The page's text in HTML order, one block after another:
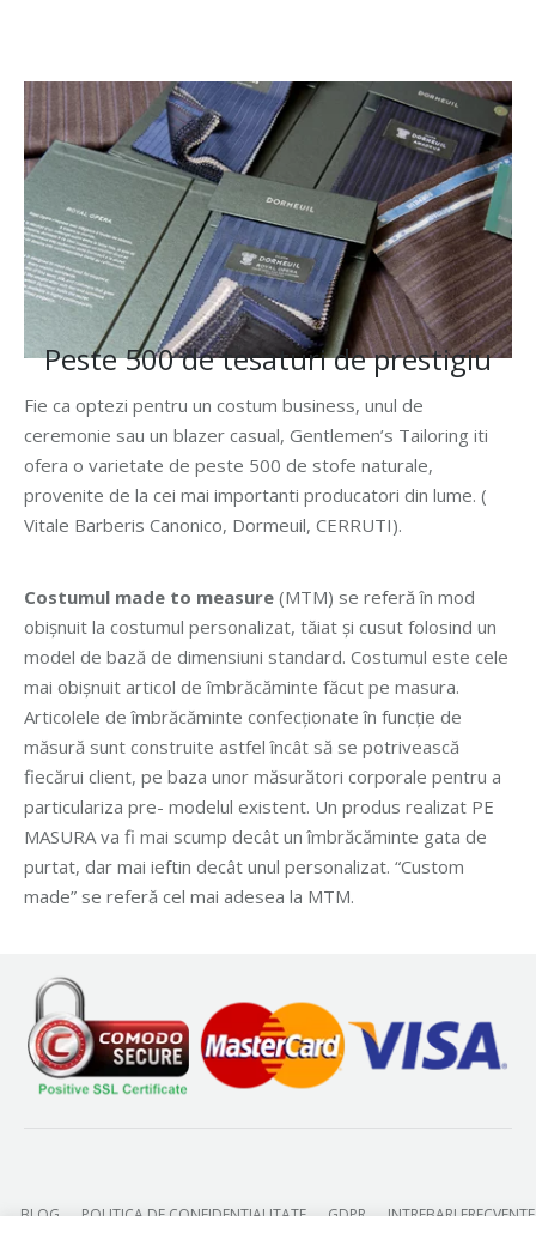
Peste 500 de tesaturi de prestigiu
Fie ca optezi pentru un costum business, unul de
ceremonie sau un blazer casual, Gentlemen’s Tailoring iti
ofera o varietate de peste 500 de stofe naturale,
provenite de la cei mai importanti producatori din lume. (
Vitale Barberis Canonico, Dormeuil, CERRUTI).
Costumul made to measure (MTM) se referă în mod
obișnuit la costumul personalizat, tăiat și cusut folosind un
model de bază de dimensiuni standard. Costumul este cele
mai obișnuit articol de îmbrăcăminte făcut pe masura.
Articolele de îmbrăcăminte confecționate în funcție de
măsură sunt construite astfel încât să se potrivească
fiecărui client, pe baza unor măsurători corporale pentru a
particulariza pre- modelul existent. Un produs realizat PE
MASURA va fi mai scump decât un îmbrăcăminte gata de
purtat, dar mai ieftin decât unul personalizat. “Custom
made” se referă cel mai adesea la MTM.
BLOG POLITICA DE CONFIDENTIALITATE GDPR INTREBARI FRECVENTE